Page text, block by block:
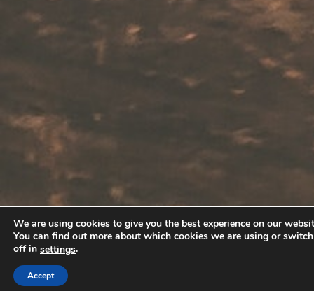
We are using cookies to give you the best experience on our
You can find out more about which cookies we are using or
off in settings.
Accept